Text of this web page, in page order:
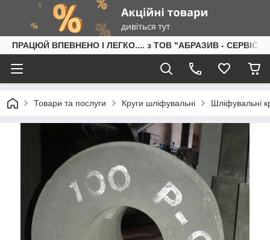
ПРАЦЮЙ ВПЕВНЕНО І ЛЕГКО.... з ТОВ "АБРАЗИВ - СЕРВІС"
Товари та послуги Круги шліфувальні Шліфувальні